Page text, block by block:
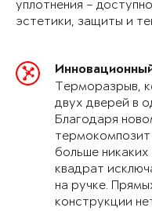
уплотнения –
эстетики, защиты и
Терморазрыв,
двух дверей в
Благодаря
больше
квадрат
на ручке.
конструкции